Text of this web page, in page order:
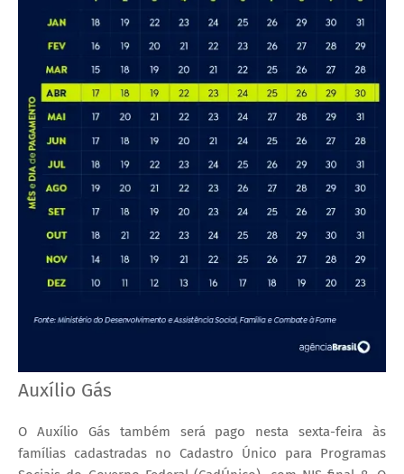
Auxílio Gás
O Auxílio Gás também será pago nesta sexta-feira às
famílias cadastradas no Cadastro Único para Programas